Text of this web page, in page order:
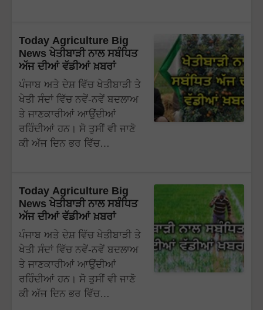
Today Agriculture Big
News ਖੇਤੀਬਾੜੀ ਨਾਲ ਸਬੰਧਿਤ
ਅੱਜ ਦੀਆਂ ਵੱਡੀਆਂ ਖ਼ਬਰਾਂ
ਪੰਜਾਬ ਅਤੇ ਦੇਸ਼ ਵਿੱਚ ਖੇਤੀਬਾੜੀ ਤੇ
ਖੇਤੀ ਸੰਦਾਂ ਵਿੱਚ ਨਵੇਂ-ਨਵੇਂ ਬਦਲਾਅ
ਤੇ ਜਾਣਕਾਰੀਆਂ ਆਉਂਦੀਆਂ
ਰਹਿੰਦੀਆਂ ਹਨ। ਸੋ ਤੁਸੀਂ ਵੀ ਜਾਣੋ
ਕੀ ਅੱਜ ਦਿਨ ਭਰ ਵਿੱਚ…
Today Agriculture Big
News ਖੇਤੀਬਾੜੀ ਨਾਲ ਸਬੰਧਿਤ
ਅੱਜ ਦੀਆਂ ਵੱਡੀਆਂ ਖ਼ਬਰਾਂ
ਪੰਜਾਬ ਅਤੇ ਦੇਸ਼ ਵਿੱਚ ਖੇਤੀਬਾੜੀ ਤੇ
ਖੇਤੀ ਸੰਦਾਂ ਵਿੱਚ ਨਵੇਂ-ਨਵੇਂ ਬਦਲਾਅ
ਤੇ ਜਾਣਕਾਰੀਆਂ ਆਉਂਦੀਆਂ
ਰਹਿੰਦੀਆਂ ਹਨ। ਸੋ ਤੁਸੀਂ ਵੀ ਜਾਣੋ
ਕੀ ਅੱਜ ਦਿਨ ਭਰ ਵਿੱਚ…